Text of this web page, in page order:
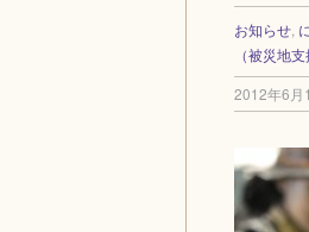
お知らせ,
（被災地
2012年6月